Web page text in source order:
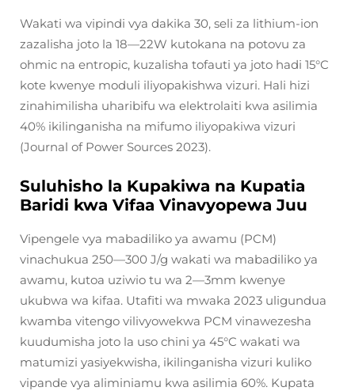
Wakati wa vipindi vya dakika 30, seli za lithium-ion
zazalisha joto la 18—22W kutokana na potovu za
ohmic na entropic, kuzalisha tofauti ya joto hadi 15°C
kote kwenye moduli iliyopakishwa vizuri. Hali hizi
zinahimilisha uharibifu wa elektrolaiti kwa asilimia
40% ikilinganisha na mifumo iliyopakiwa vizuri
(Journal of Power Sources 2023).
Suluhisho la Kupakiwa na Kupatia
Baridi kwa Vifaa Vinavyopewa Juu
Vipengele vya mabadiliko ya awamu (PCM)
vinachukua 250—300 J/g wakati wa mabadiliko ya
awamu, kutoa uziwio tu wa 2—3mm kwenye
ukubwa wa kifaa. Utafiti wa mwaka 2023 uligundua
kwamba vitengo vilivyowekwa PCM vinawezesha
kuudumisha joto la uso chini ya 45°C wakati wa
matumizi yasiyekwisha, ikilinganisha vizuri kuliko
vipande vya aliminiamu kwa asilimia 60%. Kupata